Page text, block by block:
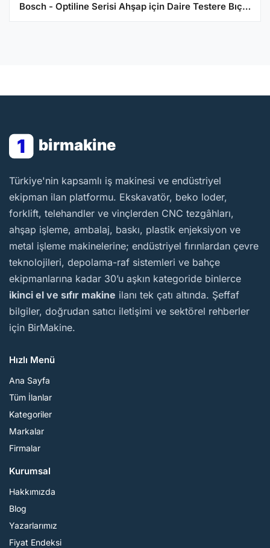
Bosch - Optiline Serisi Ahşap için Daire Testere Bıçağı 190*20/16 mm 24 Diş
1 birmakine
BirMakine
Türkiye'nin kapsamlı iş makinesi ve endüstriyel
ekipman ilan platformu. Ekskavatör, beko loder,
forklift, telehandler ve vinçlerden CNC tezgâhları,
ahşap işleme, ambalaj, baskı, plastik enjeksiyon ve
metal işleme makinelerine; endüstriyel fırınlardan çevre
teknolojileri, depolama-raf sistemleri ve bahçe
ekipmanlarına kadar 30’u aşkın kategoride binlerce
ikinci el ve sıfır makine ilanı tek çatı altında. Şeffaf
bilgiler, doğrudan satıcı iletişimi ve sektörel rehberler
için BirMakine.
Hızlı Menü
Ana Sayfa
Tüm İlanlar
Kategoriler
Markalar
Firmalar
Kurumsal
Hakkımızda
Blog
Yazarlarımız
Fiyat Endeksi